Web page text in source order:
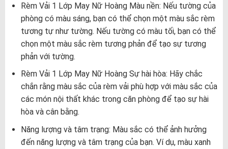
Rèm Vải 1 Lớp May Nữ Hoàng Màu nền: Nếu tường của
phòng có màu sáng, bạn có thể chọn một màu sắc rèm
tương tự như tường. Nếu tường có màu tối, bạn có thể
chọn một màu sắc rèm tương phản để tạo sự tương
phản với tường.
Rèm Vải 1 Lớp May Nữ Hoàng Sự hài hòa: Hãy chắc
chắn rằng màu sắc của rèm vải phù hợp với màu sắc của
các món nội thất khác trong căn phòng để tạo sự hài
hòa và cân bằng.
Năng lượng và tâm trạng: Màu sắc có thể ảnh hưởng
đến năng lượng và tâm trạng của bạn. Ví dụ, màu xanh